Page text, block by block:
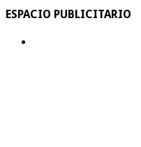
ESPACIO PUBLICITARIO